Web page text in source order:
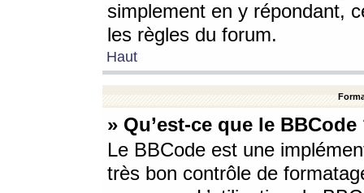
simplement en y répondant,
les règles du forum.
Haut
» Qu’est-ce que le BBCode
Le BBCode est une
très bon contrôle de